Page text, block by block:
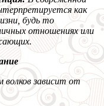
как
будь то
отношениях или
волков зависит от